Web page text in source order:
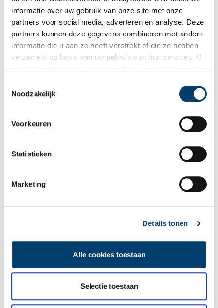
informatie over uw gebruik van onze site met onze
partners voor social media, adverteren en analyse. Deze
partners kunnen deze gegevens combineren met andere
informatie die u aan ze heeft verstrekt of die ze hebben
verzameld op basis van uw gebruik van hun services. U
Noodzakelijk
Voorkeuren
Statistieken
Marketing
Details tonen
Alle cookies toestaan
Selectie toestaan
Vink dit aan als u op de hoogte gehouden wil worden.
Tien verdwenen pretparken